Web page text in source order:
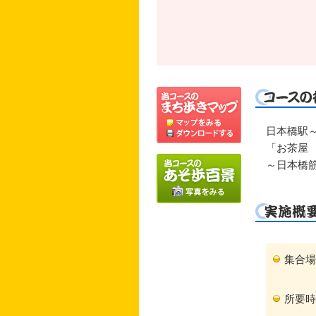
日本橋駅
「お茶
～日本橋
集合
所要